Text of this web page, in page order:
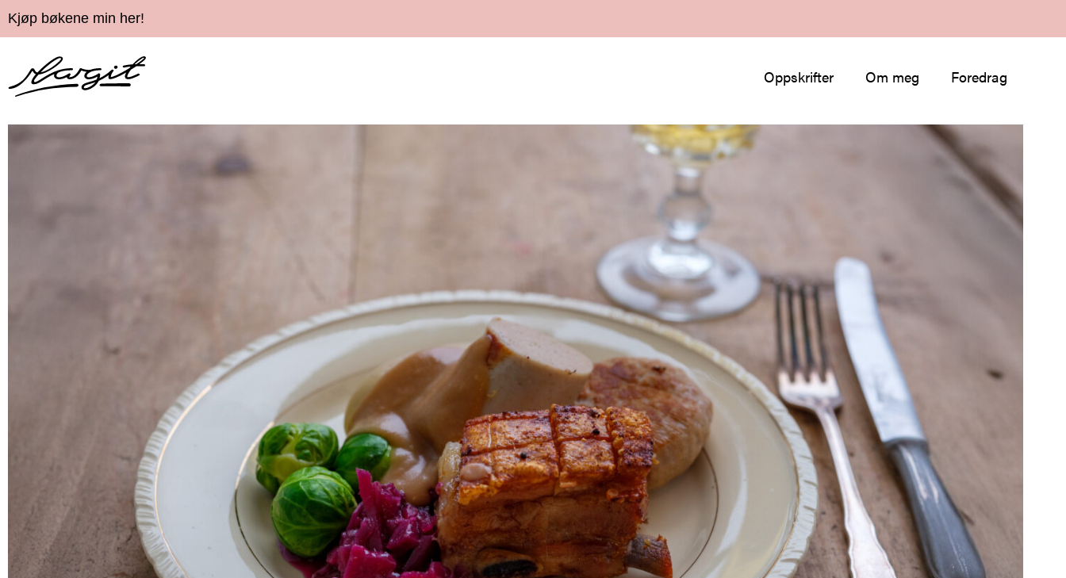
Kjøp bøkene min her!
Oppskrifter Om meg Foredrag